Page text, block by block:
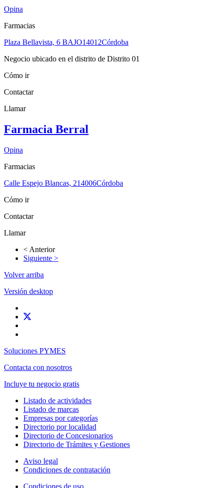
Opina
Farmacias
Plaza Bellavista, 6 BAJO14012Córdoba
Negocio ubicado en el distrito de Distrito 01
Cómo ir
Contactar
Llamar
Farmacia Berral
Opina
Farmacias
Calle Espejo Blancas, 214006Córdoba
Cómo ir
Contactar
Llamar
< Anterior
Siguiente >
Volver arriba
Versión desktop
Soluciones PYMES
Contacta con nosotros
Incluye tu negocio gratis
Listado de actividades
Listado de marcas
Empresas por categorías
Directorio por localidad
Directorio de Concesionarios
Directorio de Trámites y Gestiones
Aviso legal
Condiciones de contratación
Condiciones de uso